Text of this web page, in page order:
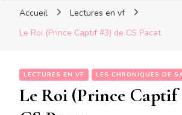
sirène en
Accueil
Lectures en vf
Le Roi (Prince Captif #3) de CS Pacat
LECTURES EN VF LES CHRONIQUES DE
Le Roi (Prince Captif